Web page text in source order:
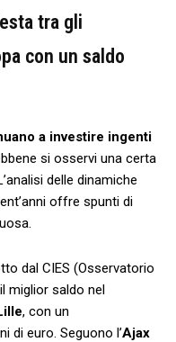
tra ‍gli
con un saldo
a‌ investire ingenti
si osservi una​ certa
delle ⁢dinamiche
offre spunti di
dal CIES (Osservatorio
miglior saldo‌ nel
, con un
di euro. Seguono l’Ajax